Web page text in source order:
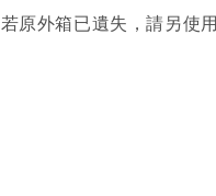
原外箱已遺失，請另使